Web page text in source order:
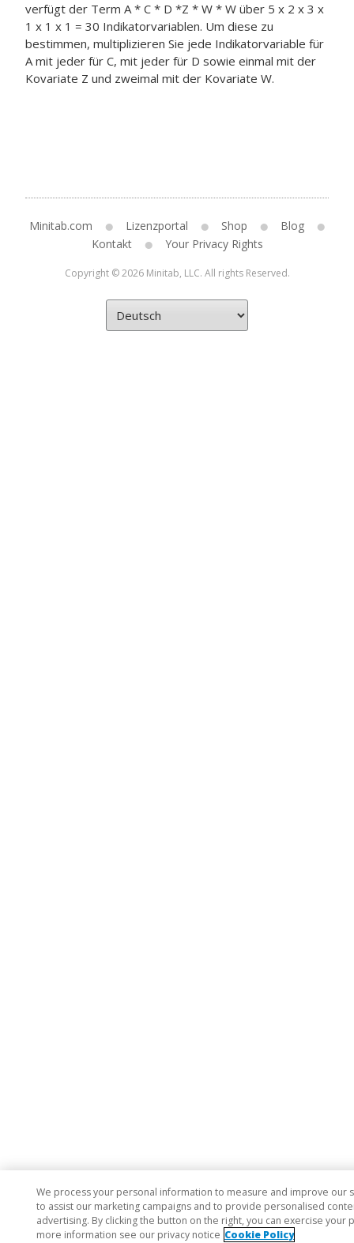
verfügt der Term A * C * D *Z * W * W über 5 x 2 x 3 x
1 x 1 x 1 = 30 Indikatorvariablen. Um diese zu
bestimmen, multiplizieren Sie jede Indikatorvariable für
A mit jeder für C, mit jeder für D sowie einmal mit der
Kovariate Z und zweimal mit der Kovariate W.
Minitab.com Lizenzportal Shop
Blog
Kontakt
Your Privacy Rights
Copyright © 2026 Minitab, LLC. All rights Reserved.
We process your personal information to measure and improve our
to assist our marketing campaigns and to provide personalised
advertising. By clicking the button on the right, you can exercise your
more information see our privacy notice Cookie Policy